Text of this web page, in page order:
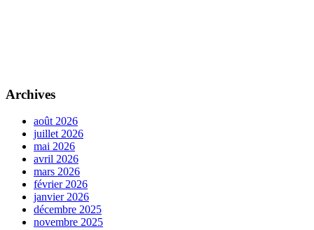
Archives
août 2026
juillet 2026
mai 2026
avril 2026
mars 2026
février 2026
janvier 2026
décembre 2025
novembre 2025